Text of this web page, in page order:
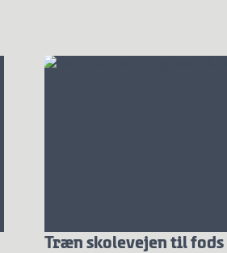
Træn skolevejen til fods